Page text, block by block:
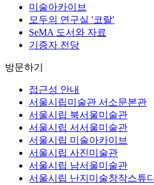
미술아카이브
모두의 연구실 '코랄'
SeMA 도서와 자료
기증자 전당
방문하기
접근성 안내
서울시립미술관 서소문본관
서울시립 북서울미술관
서울시립 서서울미술관
서울시립 미술아카이브
서울시립 사진미술관
서울시립 남서울미술관
서울시립 난지미술창작스튜